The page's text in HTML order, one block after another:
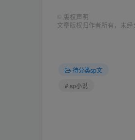
里是以后早晚集合的
请假。”一楼大厅里
教室，把杆立柱等一
上课，还有一个看起
考试等，一侧用于惩
一间垂着各种可调绳
© 版权声明
文章版权归作者所有，未经
待分类sp文
# sp小说